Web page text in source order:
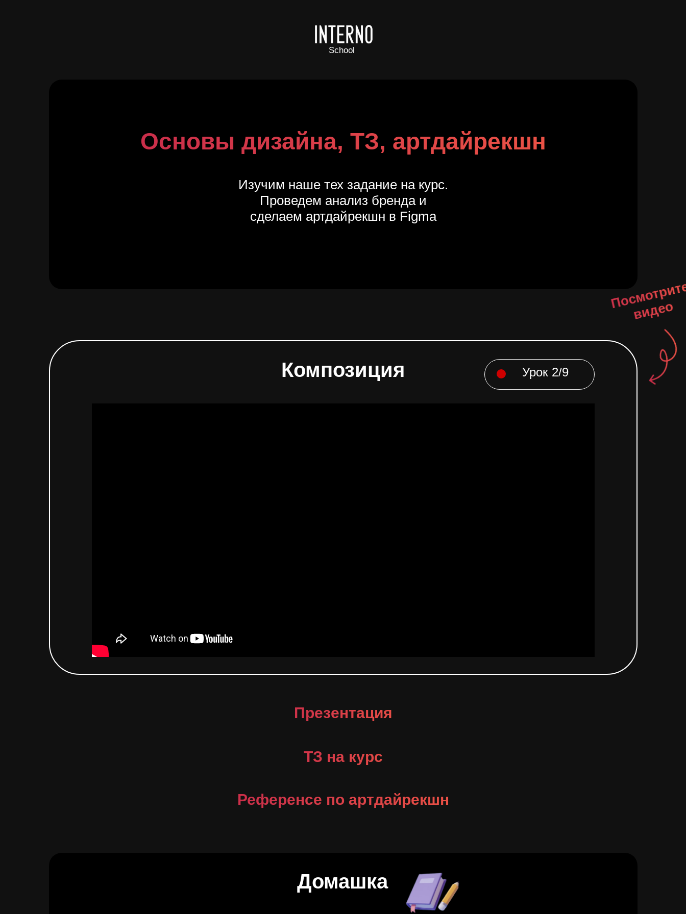
School
Основы дизайна, ТЗ, артдайрекшн
Изучим наше тех задание на курс.
Проведем анализ бренда и
сделаем артдайрекшн в Figma
Композиция Урок 2/9
о
Презентация
ТЗ на курс
Референсе по артдайрекшн
Домашка